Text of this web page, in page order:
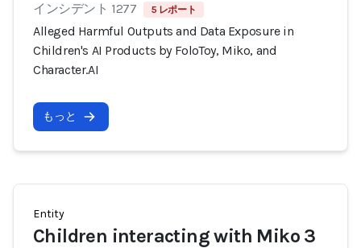
インシデント 1277 5 レポート
Alleged Harmful Outputs and Data Exposure in
Children's AI Products by FoloToy, Miko, and
Character.AI
もっと
Entity
Children interacting with Miko 3